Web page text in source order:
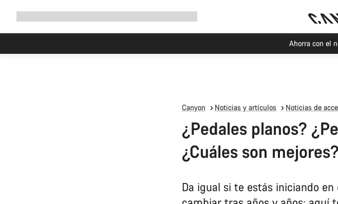
Canyon Noticias y artículos Noticias de
¿Pedales planos?
¿Cuáles son mejores?
Da igual si te estás iniciando